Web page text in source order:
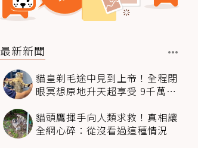
最新新聞
貓皇剃毛途中見到上帝！全程閉
眼冥想原地升天超享受 9千萬人
貓頭鷹揮手向人類求救！真相讓
全網心碎：從沒看過這種情況